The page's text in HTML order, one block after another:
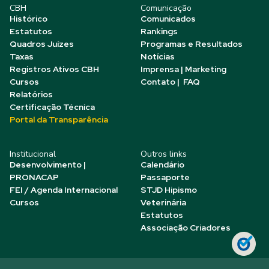
CBH
Histórico
Estatutos
Quadros Juízes
Taxas
Registros Ativos CBH
Cursos
Relatórios
Certificação Técnica
Portal da Transparência
Comunicação
Comunicados
Rankings
Programas e Resultados
Notícias
Imprensa | Marketing
Contato | FAQ
Institucional
Desenvolvimento |
PRONACAP
FEI / Agenda Internacional
Cursos
Outros links
Calendário
Passaporte
STJD Hipismo
Veterinária
Estatutos
Associação Criadores